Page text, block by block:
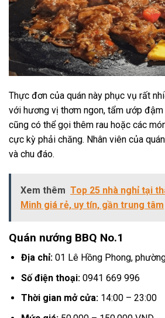
Thực đơn của quán này phục vụ rất
với hương vị thơm ngon, tẩm ướp
cũng có thể gọi thêm rau hoặc các
cực kỳ phải chăng. Nhân viên của
và chu đáo.
Xem thêm Top 25 nhà nghỉ tại
Minh giá rẻ, uy tín, gần trung tâm
Quán nướng BBQ No.1
Địa chỉ:01 Lê Hồng Phong,
Số điện thoại:0941 669 996
Thời gian mở cửa:14:00 – 23:00